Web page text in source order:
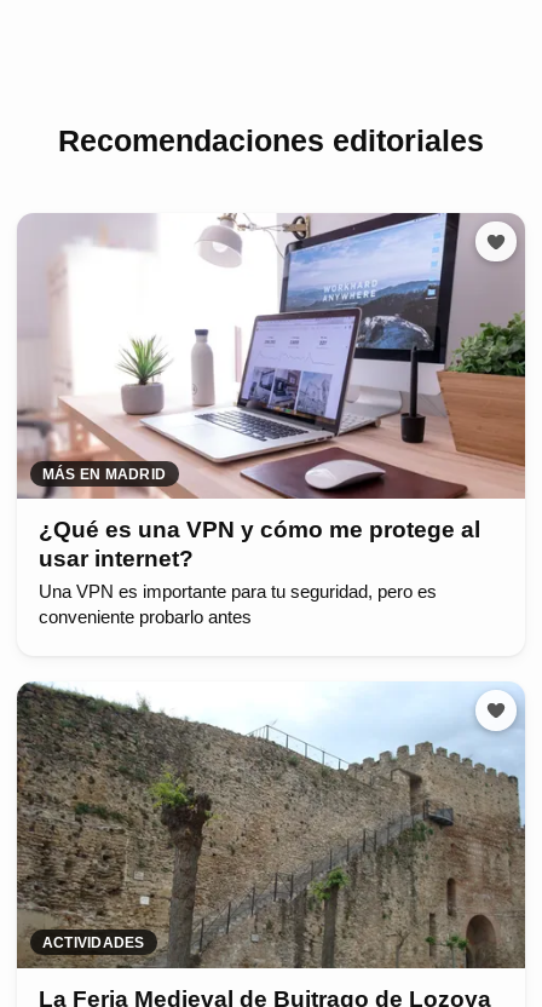
Recomendaciones editoriales
MÁS EN MADRID
¿Qué es una VPN y cómo me protege al
usar internet?
Una VPN es importante para tu seguridad, pero es
conveniente probarlo antes
ACTIVIDADES
La Feria Medieval de Buitrago de Lozoya